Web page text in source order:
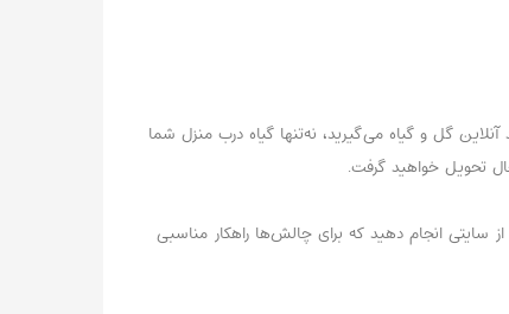
گل و گیاه می‌گیرید، نه‌تنها گیاه درب منزل شما
تحویل خواهید گرفت.
سایتی انجام دهید که برای چالش‌ها راهکار مناسبی